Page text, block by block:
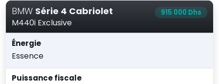
BMW Série 4 Cabriolet
M440i Exclusive
915 000 Dhs
Énergie
Essence
Puissance fiscale